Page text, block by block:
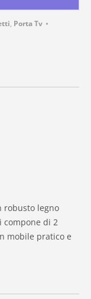
, Porta Tv
robusto legno
compone di 2
mobile pratico e